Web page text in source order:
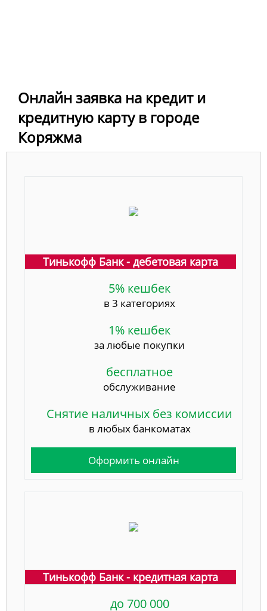
Онлайн заявка на кредит и
кредитную карту в городе
Коряжма
Тинькофф Банк - дебетовая карта
5% кешбек
в 3 категориях
1% кешбек
за любые покупки
бесплатное
обслуживание
Снятие наличных без комиссии
в любых банкоматах
Оформить онлайн
Тинькофф Банк - кредитная карта
до 700 000